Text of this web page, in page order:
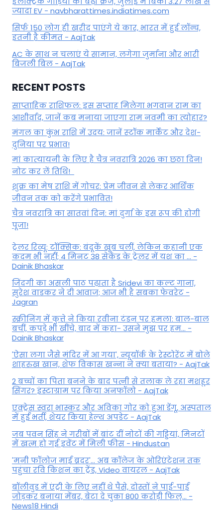
ज्यादा EV - navbharattimes.indiatimes.com
सिर्फ 150 लोग ही खरीद पाएंगे ये कार, भारत में हुई लॉन्च,
इतनी है कीमत - AajTak
AC के साथ न चलाएं ये सामान, लगेगा जुर्माना और भारी
बिजली बिल - AajTak
RECENT POSTS
साप्ताहिक राशिफल: इस सप्ताह मिलेगा भगवान राम का
आशीर्वाद, जानें कब मनाया जाएगा राम नवमी का त्योहार?
मंगल का कुंभ राशि में उदय: जानें स्‍टॉक मार्केट और देश-
दुनिया पर प्रभाव!
मां कात्‍यायनी के लिए है चैत्र नवरात्रि 2026 का छठा दिन!
नोट कर लें तिथि!
शुक्र का मेष राशि में गोचर: प्रेम जीवन से लेकर आर्थिक
जीवन तक को करेंगे प्रभावित!
चैत्र नवरात्रि का सातवां दिन: मां दुर्गा के इस रूप की होगी
पूजा!
ट्रेलर रिव्यू: टॉक्सिक: बंदूकें खूब चलीं, लेकिन कहानी एक
कदम भी नहीं; 4 मिनट 38 सेकेंड के ट्रेलर में यश का ... -
Dainik Bhaskar
जिंदगी का असली पाठ पढ़ाता है Sridevi का कल्ट गाना,
सुरेश वाडकर ने दी आवाज; आज भी है सबका फेवरेट -
Jagran
स्क्रीनिंग में कुत्ते ने किया रवीना टंडन पर हमला: बाल-बाल
बचीं, कपड़े भी खींचे, बाद में कहा- उसने मुझ पर हम... -
Dainik Bhaskar
'ऐसा लगा जैसे मंदिर में आ गया', न्यूयॉर्क के रेस्टोरेंट में बोले
शाहरुख खान, शेफ विकास खन्ना ने क्या बताया? - AajTak
2 बच्चों का पिता बनने के बाद पत्नी से तलाक ले रहा मशहूर
सिंगर? इंस्टाग्राम पर किया अनफॉलो - AajTak
एक्ट्रेस स्वरा भास्कर और अविका गोर को हुआ डेंगू, अस्पताल
में हुईं भर्ती, शेयर किया हेल्थ अपडेट - AajTak
जब पवन सिंह ने गरीबों में बांट दीं नोटों की गड्डियां, मिनटों
में खत्म हो गई इवेंट में मिली फीस - Hindustan
'मनी फॉलोज माई ब्रदर'... अब कॉलेज के ओरिएंटेशन तक
पहुंचा रवि किशन का ट्रेंड, Video वायरल - AajTak
बॉलीवुड में एंट्री के लिए नहीं थे पैसे, दोस्तों ने पाई-पाई
जोड़कर बनाया मेंबर, बेटा दे चुका 800 करोड़ी फिल्... -
News18 Hindi